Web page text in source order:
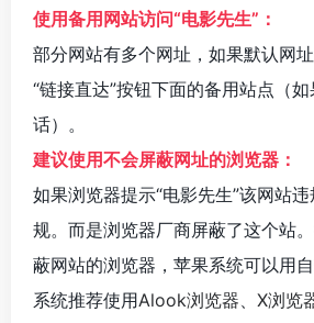
使用备用网站访问“电影先生”：
部分网站有多个网址，如果默认网
“链接直达”按钮下面的备用站点（
话）。
建议使用不会屏蔽网址的浏览器：
如果浏览器提示“电影先生”该网站
规。而是浏览器厂商屏蔽了这个站
蔽网站的浏览器，苹果系统可以用
系统推荐使用Alook浏览器、 X浏览